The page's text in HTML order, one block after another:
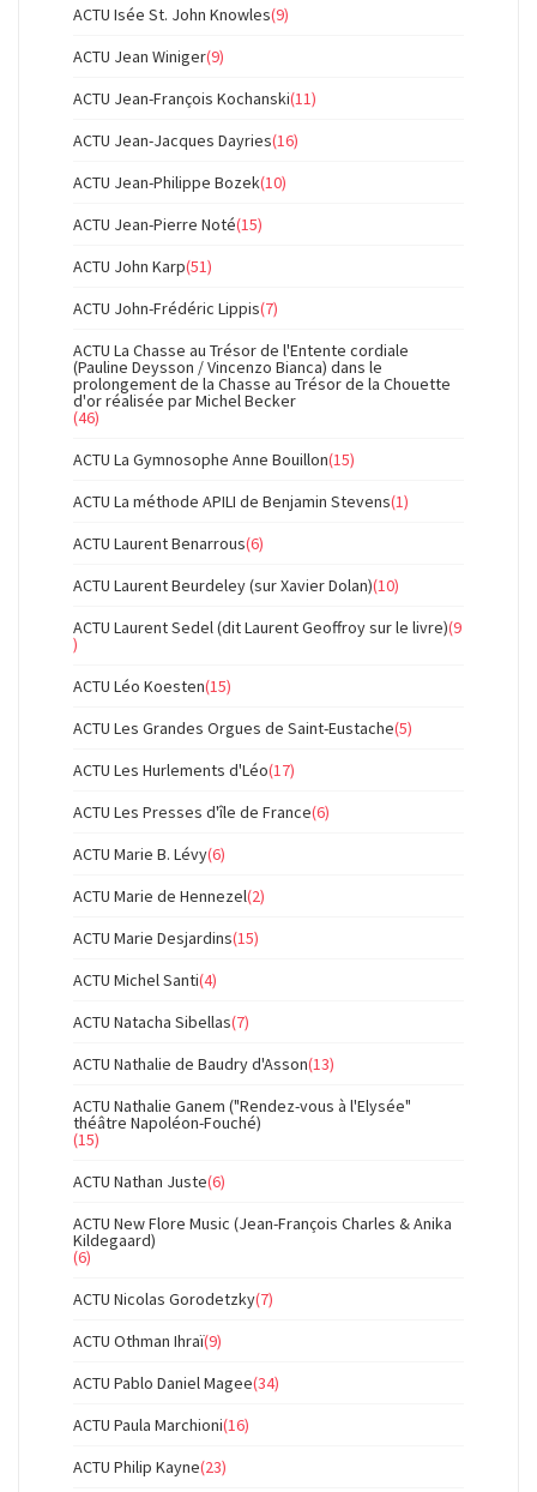
ACTU Isée St. John Knowles(9)
ACTU Jean Winiger(9)
ACTU Jean-François Kochanski(11)
ACTU Jean-Jacques Dayries(16)
ACTU Jean-Philippe Bozek(10)
ACTU Jean-Pierre Noté(15)
ACTU John Karp(51)
ACTU John-Frédéric Lippis(7)
ACTU La Chasse au Trésor de l'Entente cordiale
(Pauline Deysson / Vincenzo Bianca) dans le
prolongement de la Chasse au Trésor de la Chouette
d'or réalisée par Michel Becker
(46)
ACTU La Gymnosophe Anne Bouillon(15)
ACTU La méthode APILI de Benjamin Stevens(1)
ACTU Laurent Benarrous(6)
ACTU Laurent Beurdeley (sur Xavier Dolan)(10)
ACTU Laurent Sedel (dit Laurent Geoffroy sur le livre)(9
)
ACTU Léo Koesten(15)
ACTU Les Grandes Orgues de Saint-Eustache(5)
ACTU Les Hurlements d'Léo(17)
ACTU Les Presses d'île de France(6)
ACTU Marie B. Lévy(6)
ACTU Marie de Hennezel(2)
ACTU Marie Desjardins(15)
ACTU Michel Santi(4)
ACTU Natacha Sibellas(7)
ACTU Nathalie de Baudry d'Asson(13)
ACTU Nathalie Ganem ("Rendez-vous à l'Elysée"
théâtre Napoléon-Fouché)
(15)
ACTU Nathan Juste(6)
ACTU New Flore Music (Jean-François Charles & Anika
Kildegaard)
(6)
ACTU Nicolas Gorodetzky(7)
ACTU Othman Ihraï(9)
ACTU Pablo Daniel Magee(34)
ACTU Paula Marchioni(16)
ACTU Philip Kayne(23)